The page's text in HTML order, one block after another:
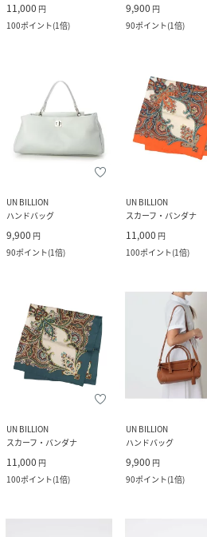
11,000 円
100ポイント(1倍)
9,900 円
90ポイント(1倍)
UN BILLION
ハンドバッグ
9,900 円
90ポイント(1倍)
UN BILLION
スカーフ・バンダナ
11,000 円
100ポイント(1倍)
UN BILLION
スカーフ・バンダナ
11,000 円
100ポイント(1倍)
UN BILLION
ハンドバッグ
9,900 円
90ポイント(1倍)